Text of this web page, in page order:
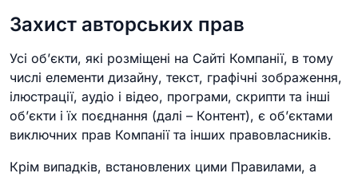
Захист авторських прав
Усі об’єкти, які розміщені на Сайті Компанії, в тому
числі елементи дизайну, текст, графічні зображення,
ілюстрації, аудіо і відео, програми, скрипти та інші
об’єкти і їх поєднання (далі – Контент), є об’єктами
виключних прав Компанії та інших правовласників.
Крім випадків, встановлених цими Правилами, а